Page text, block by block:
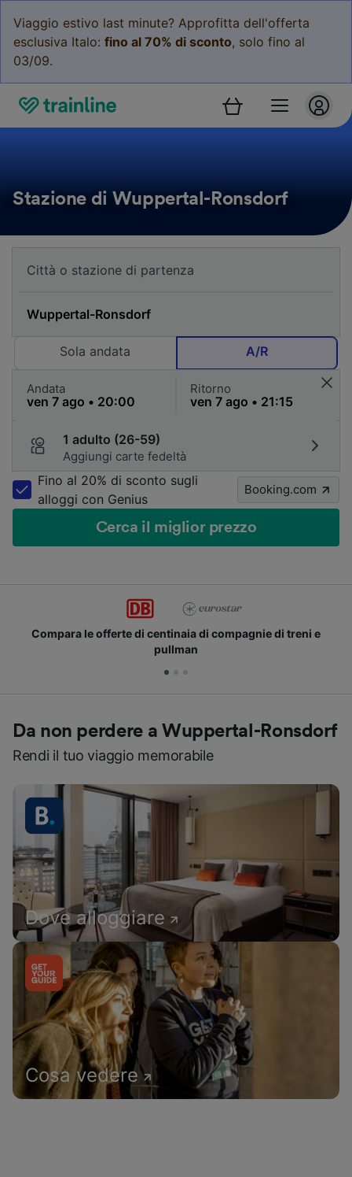
Viaggio estivo last minute? Approfitta dell'offerta
esclusiva Italo: fino al 70% di sconto, solo fino al
03/09.
Stazione di Wuppertal-Ronsdorf
Sola andata A/R
Andata Ritorno
1 adulto (26-59)
Aggiungi carte fedeltà
Fino al 20% di sconto sugli
alloggi con Genius
Booking.com
Cerca il miglior prezzo
Compara le offerte di centinaia di compagnie di treni e
pullman
Da non perdere a Wuppertal-Ronsdorf
Rendi il tuo viaggio memorabile
Dove alloggiare
Cosa vedere